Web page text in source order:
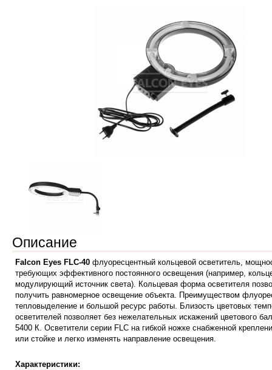
Описание
Falcon Eyes FLC-40 флуоресцентный кольцевой осветитель,
требующих эффективного постоянного освещения (например,
модулирующий источник света). Кольцевая форма осветителя
получить равномерное освещение объекта. Преимуществом
тепловыделение и большой ресурс работы. Близость цветовых
осветителей позволяет без нежелательных искажений цветового
5400 К. Осветители серии FLC на гибкой ножке снабженной
или стойке и легко изменять направление освещения.
Характеристики: